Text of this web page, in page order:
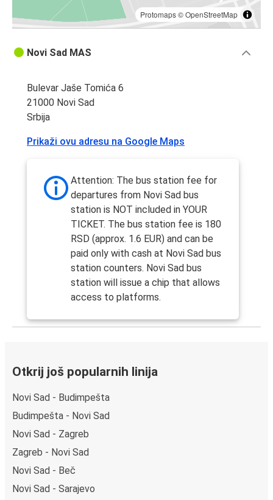
Protomaps©OpenStreetMap
Novi Sad MAS
Bulevar Jaše Tomića 6
21000 Novi Sad
Srbija
Prikaži ovu adresu na Google Maps
Attention: The bus station fee for
departures from Novi Sad bus
station is NOT included in YOUR
TICKET. The bus station fee is 180
RSD (approx. 1.6 EUR) and can be
paid only with cash at Novi Sad bus
station counters. Novi Sad bus
station will issue a chip that allows
access to platforms.
Otkrij još popularnih linija
Novi Sad - Budimpešta
Budimpešta - Novi Sad
Novi Sad - Zagreb
Zagreb - Novi Sad
Novi Sad - Beč
Novi Sad - Sarajevo